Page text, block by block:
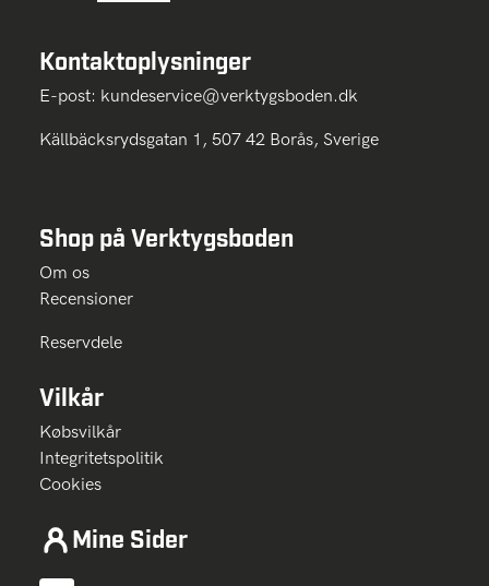
Kontaktoplysninger
E-post: kundeservice@verktygsboden.dk
Källbäcksrydsgatan 1, 507 42 Borås, Sverige
Shop på Verktygsboden
Om os
Recensioner
Reservdele
Vilkår
Købsvilkår
Integritetspolitik
Cookies
Mine Sider